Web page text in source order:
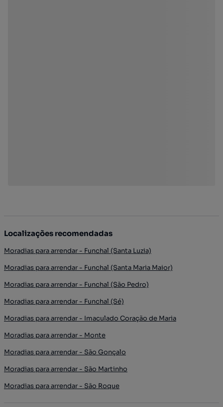
Localizações recomendadas
Moradias para arrendar - Funchal (Santa Luzia)
Moradias para arrendar - Funchal (Santa Maria Maior)
Moradias para arrendar - Funchal (São Pedro)
Moradias para arrendar - Funchal (Sé)
Moradias para arrendar - Imaculado Coração de Maria
Moradias para arrendar - Monte
Moradias para arrendar - São Gonçalo
Moradias para arrendar - São Martinho
Moradias para arrendar - São Roque